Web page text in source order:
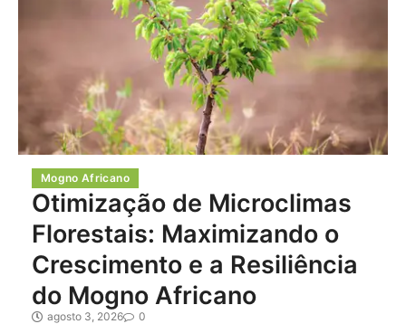
Mogno Africano
Otimização de Microclimas
Florestais: Maximizando o
Crescimento e a Resiliência
do Mogno Africano
agosto 3, 2026 0